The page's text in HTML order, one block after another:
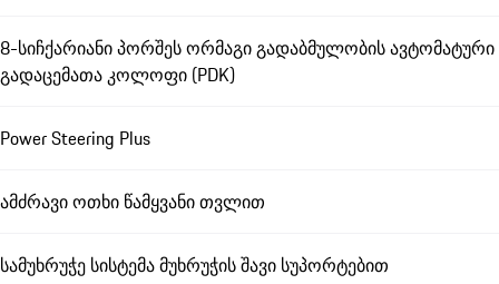
8-სიჩქარიანი პორშეს ორმაგი გადაბმულობის ავტომატური
გადაცემათა კოლოფი (PDK)
Power Steering Plus
ამძრავი ოთხი წამყვანი თვლით
სამუხრუჭე სისტემა მუხრუჭის შავი სუპორტებით